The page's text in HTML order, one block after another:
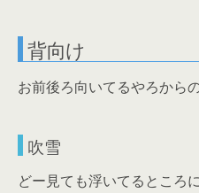
背向け
お前後ろ向いてるやろから
吹雪
どー見ても浮いてるところ